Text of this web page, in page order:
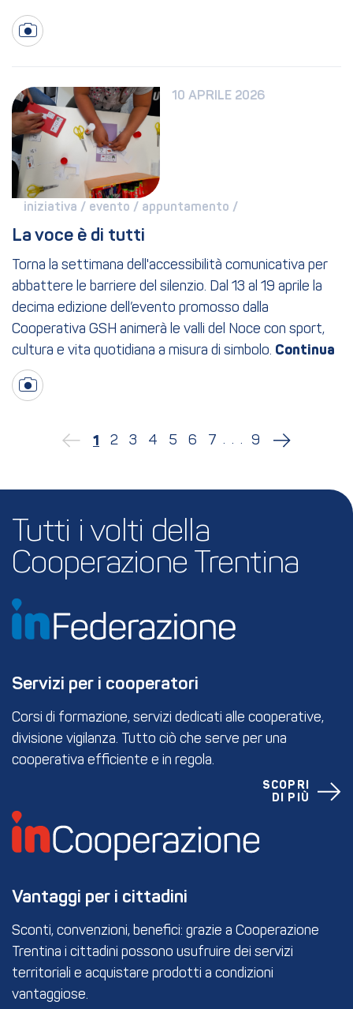
10 APRILE 2026
iniziativa / evento / appuntamento /
La voce è di tutti
Torna la settimana dell'accessibilità comunicativa per
abbattere le barriere del silenzio. Dal 13 al 19 aprile la
decima edizione dell’evento promosso dalla
Cooperativa GSH animerà le valli del Noce con sport,
cultura e vita quotidiana a misura di simbolo.
1 2 3 4 5 6 7 ... 9
Tutti i volti della
Cooperazione Trentina
Servizi per i cooperatori
Corsi di formazione, servizi dedicati alle cooperative,
divisione vigilanza. Tutto ciò che serve per una
cooperativa efficiente e in regola.
SCOPRI
DI PIÙ
Vantaggi per i cittadini
Sconti, convenzioni, benefici: grazie a Cooperazione
Trentina i cittadini possono usufruire dei servizi
territoriali e acquistare prodotti a condizioni
vantaggiose.